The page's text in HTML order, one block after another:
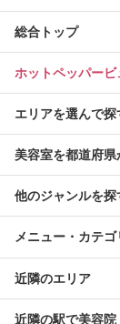
総合トップ
ホットペッパー
エリアを選んで探
美容室を都道府県
他のジャンルを探
メニュー・カテ
近隣のエリア
近隣の駅で美容